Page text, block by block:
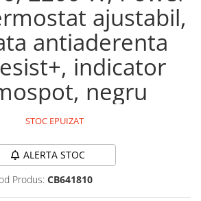
ajustabil,
antiaderenta
indicator
negru
STOC EPUIZAT
ALERTA STOC
Produs: CB641810